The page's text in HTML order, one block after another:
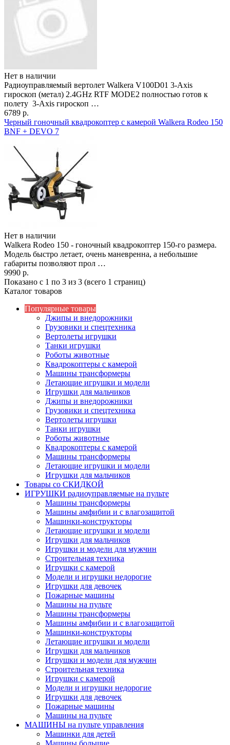
Нет в наличии
Радиоуправляемый вертолет Walkera V100D01 3-Axis
гироскоп (метал) 2.4GHz RTF MODE2 полностью готов к
полету 3-Axis гироскоп …
6789 р.
Черный гоночный квадрокоптер с камерой Walkera Rodeo 150
BNF + DEVO 7
Нет в наличии
Walkera Rodeo 150 - гоночный квадрокоптер 150-го размера.
Модель быстро летает, очень маневренна, а небольшие
габариты позволяют прол …
9990 р.
Показано с 1 по 3 из 3 (всего 1 страниц)
Каталог товаров
Популярные товары
Джипы и внедорожники
Грузовики и спецтехника
Вертолеты игрушки
Танки игрушки
Роботы животные
Квадрокоптеры с камерой
Машины трансформеры
Летающие игрушки и модели
Игрушки для мальчиков
Джипы и внедорожники
Грузовики и спецтехника
Вертолеты игрушки
Танки игрушки
Роботы животные
Квадрокоптеры с камерой
Машины трансформеры
Летающие игрушки и модели
Игрушки для мальчиков
Товары со СКИДКОЙ
ИГРУШКИ радиоуправляемые на пульте
Машины трансформеры
Машины амфибии и с влагозащитой
Машинки-конструкторы
Летающие игрушки и модели
Игрушки для мальчиков
Игрушки и модели для мужчин
Строительная техника
Игрушки с камерой
Модели и игрушки недорогие
Игрушки для девочек
Пожарные машины
Машины на пульте
Машины трансформеры
Машины амфибии и с влагозащитой
Машинки-конструкторы
Летающие игрушки и модели
Игрушки для мальчиков
Игрушки и модели для мужчин
Строительная техника
Игрушки с камерой
Модели и игрушки недорогие
Игрушки для девочек
Пожарные машины
Машины на пульте
МАШИНЫ на пульте управления
Машинки для детей
Машины большие